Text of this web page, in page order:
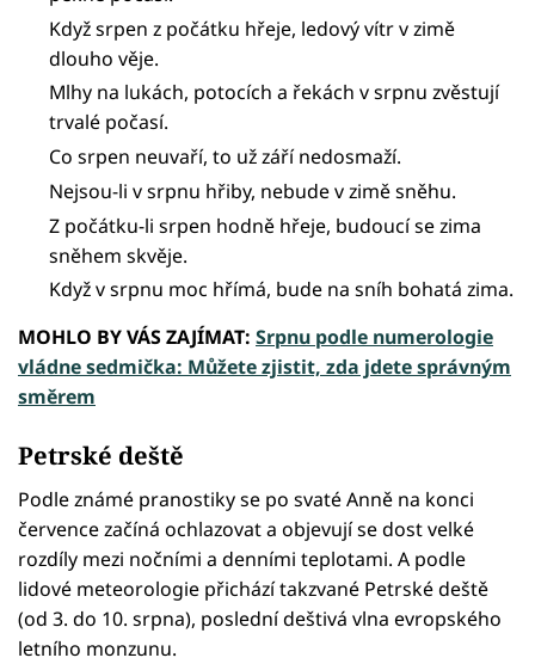
Když srpen z počátku hřeje, ledový vítr v zimě
dlouho věje.
Mlhy na lukách, potocích a řekách v srpnu zvěstují
trvalé počasí.
Co srpen neuvaří, to už září nedosmaží.
Nejsou-li v srpnu hřiby, nebude v zimě sněhu.
Z počátku-li srpen hodně hřeje, budoucí se zima
sněhem skvěje.
Když v srpnu moc hřímá, bude na sníh bohatá zima.
MOHLO BY VÁS ZAJÍMAT: Srpnu podle numerologie
vládne sedmička: Můžete zjistit, zda jdete správným
směrem
Petrské deště
Podle známé pranostiky se po svaté Anně na konci
července začíná ochlazovat a objevují se dost velké
rozdíly mezi nočními a denními teplotami. A podle
lidové meteorologie přichází takzvané Petrské deště
(od 3. do 10. srpna), poslední deštivá vlna evropského
letního monzunu.